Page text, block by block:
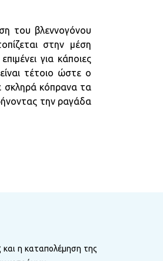
του βλεννογόνου
στην μέση
για κάποιες
τέτοιο ώστε ο
σκληρά κόπρανα τα
την ραγάδα
και η καταπολέμηση της